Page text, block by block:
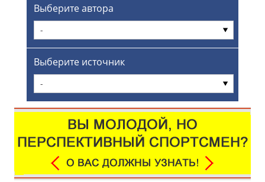
Выберите автора
-
Выберите источник
-